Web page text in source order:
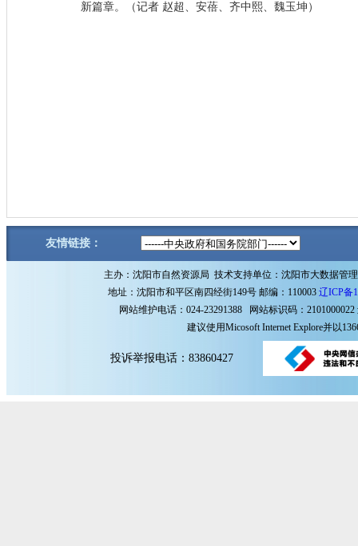
新篇章。（记者 赵超、安蓓、齐中熙、魏玉坤）
友情链接：
主办：沈阳市自然资源局 技术支持单位：沈阳市大数据管
地址：沈阳市和平区南四经街149号 邮编：110003 辽ICP备
网站维护电话：024-23291388 网站标识码：2101000022
建议使用Micosoft Internet Explore并以
投诉举报电话：83860427